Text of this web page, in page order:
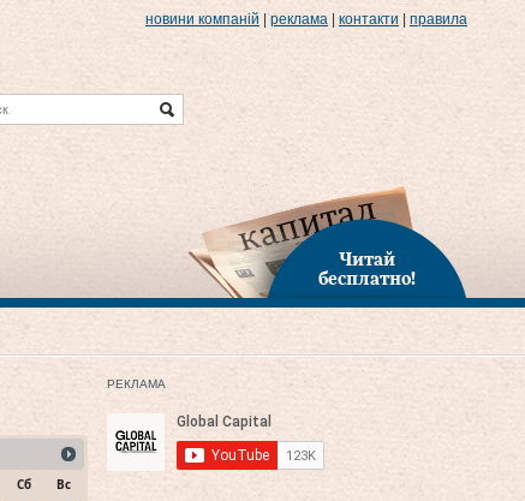
новини компаній реклама контакти правила
Читай
бесплатно!
Сб
Вс
РЕКЛАМА